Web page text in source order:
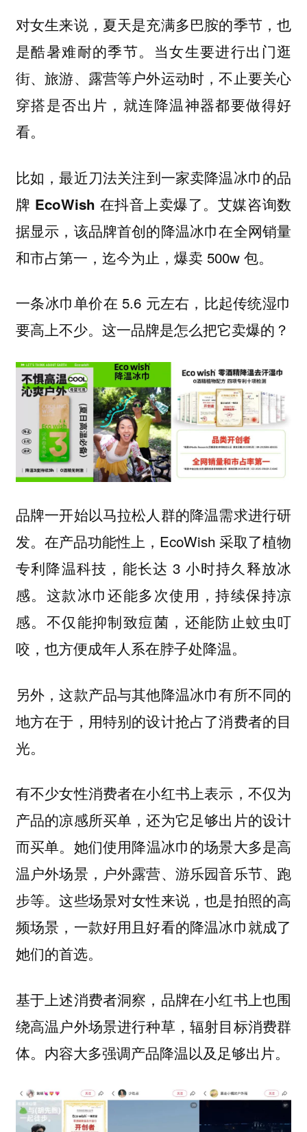
对女生来说，夏天是充满多巴胺的季节，也
是酷暑难耐的季节。当女生要进行出门逛
街、旅游、露营等户外运动时，不止要关心
穿搭是否出片，就连降温神器都要做得好
看。
比如，最近刀法关注到一家卖降温冰巾的品
牌 EcoWish 在抖音上卖爆了。 艾媒咨询数
据显示，该品牌首创的降温冰巾在全网销量
和市占第一，迄今为止，爆卖 500w 包。
一条冰巾单价在 5.6 元左右，比起传统湿巾
要高上不少。这一品牌是怎么把它卖爆的？
品牌一开始以马拉松人群的降温需求进行研
发。 在产品功能性上，EcoWish 采取了植物
专利降温科技，能长达 3 小时持久释放冰
感。这款冰巾还能多次使用，持续保持凉
感。不仅能抑制致痘菌，还能防止蚊虫叮
咬，也方便成年人系在脖子处降温。
另外，这款产品与其他降温冰巾有所不同的
地方在于，用特别的设计抢占了消费者的目
光。
有不少女性消费者在小红书上表示，不仅为
产品的凉感所买单，还为它足够出片的设计
而买单。 她们使用降温冰巾的场景大多是高
温户外场景，户外露营、游乐园音乐节、跑
步等。这些场景对女性来说，也是拍照的高
频场景，一款好用且好看的降温冰巾就成了
她们的首选。
基于上述消费者洞察，品牌在小红书上也围
绕高温户外场景进行种草，辐射目标消费群
体。内容大多强调产品降温以及足够出片。